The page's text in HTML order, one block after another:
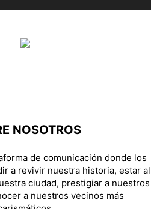
NOSOTROS
de comunicación donde los
a revivir nuestra historia, estar al
ciudad, prestigiar a nuestros
a nuestros vecinos más